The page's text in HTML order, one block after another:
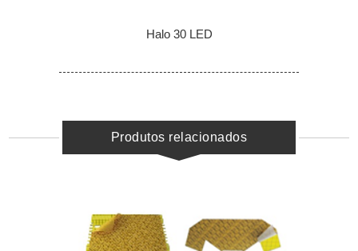
Halo 30 LED
Produtos relacionados